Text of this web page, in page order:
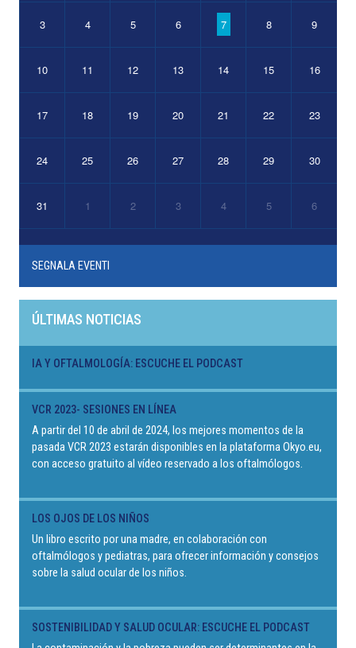
3 4 5 6 7 8 9
10 11 12 13 14 15 16
17 18 19 20 21 22 23
24 25 26 27 28 29 30
31 1 2 3 4 5 6
SEGNALA EVENTI
ÚLTIMAS NOTICIAS
IA Y OFTALMOLOGÍA: ESCUCHE EL PODCAST
VCR 2023- SESIONES EN LÍNEA
A partir del 10 de abril de 2024, los mejores momentos de la
pasada VCR 2023 estarán disponibles en la plataforma Okyo.eu,
con acceso gratuito al vídeo reservado a los oftalmólogos.
LOS OJOS DE LOS NIÑOS
Un libro escrito por una madre, en colaboración con
oftalmólogos y pediatras, para ofrecer información y consejos
sobre la salud ocular de los niños.
SOSTENIBILIDAD Y SALUD OCULAR: ESCUCHE EL PODCAST